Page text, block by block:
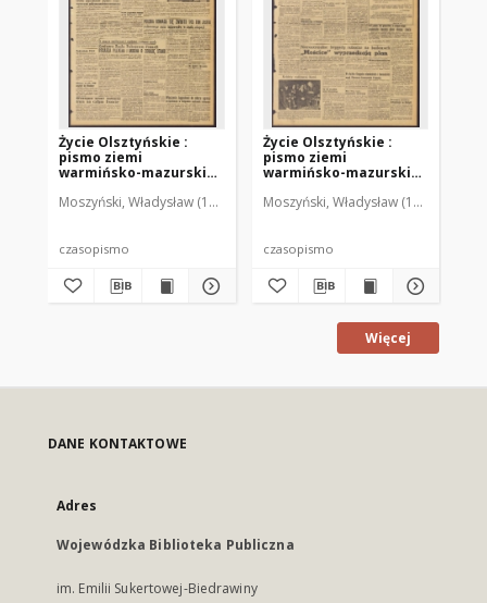
Życie Olsztyńskie :
pismo ziemi
warmińsko-mazurskiej,
Moszyński, Władysław (1922-2001). Red. Mroczkowski, Włodzimierz
czasopismo
Życie Olsztyńskie :
pismo ziemi
warmińsko-mazurskiej,
Moszyński, Władysław (1922-2001).
czasopismo
Więcej
DANE KONTAKTOWE
Adres
Wojewódzka Biblioteka Publiczna
im. Emilii Sukertowej-Biedrawiny